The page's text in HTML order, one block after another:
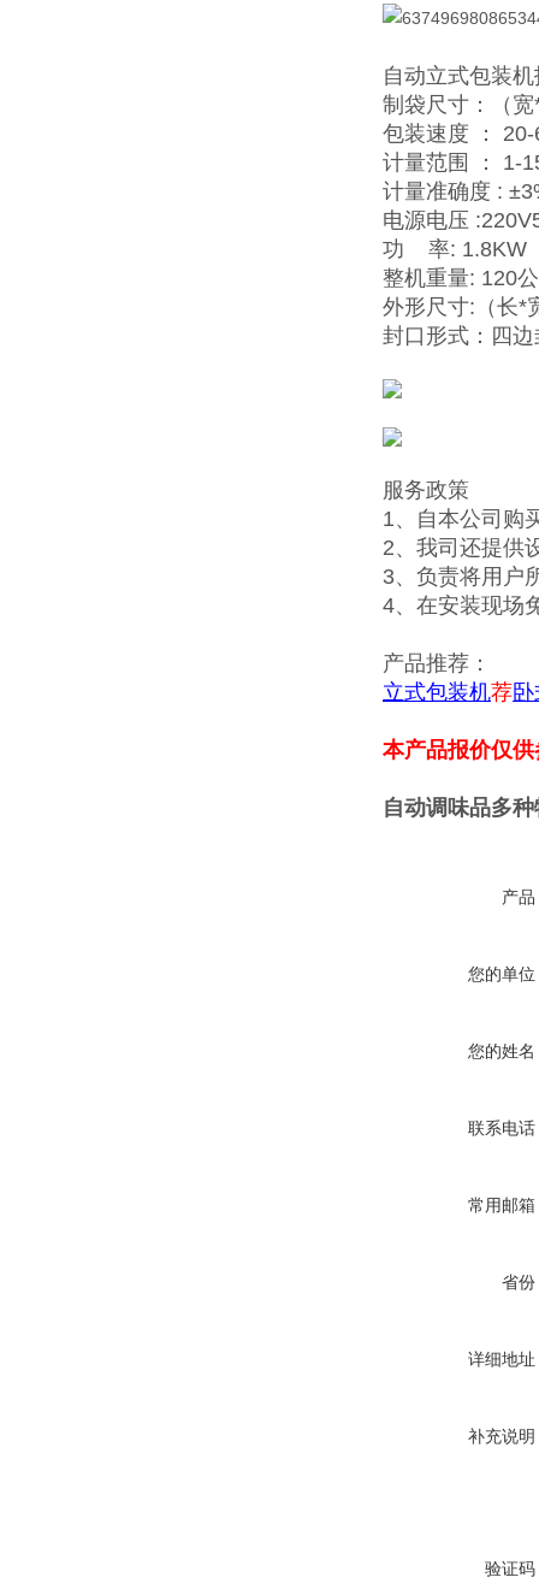
自动立式包装
制袋尺寸：（
包装速度 ：
计量范围 ： 1-
计量准确度 :
电源电压
功 率: 1.8KW
整机重量: 120
外形尺寸:（长*
封口形式：四
服务政策
1、自本公司购
2、我司还提供
3、负责将用户
4、在安装现场
产品推荐：
立式包装机荐
本产品报价仅
自动调味品多
产品
您的单位
您的姓名
联系电话
常用邮箱
省份
详细地址
补充说明
验证码